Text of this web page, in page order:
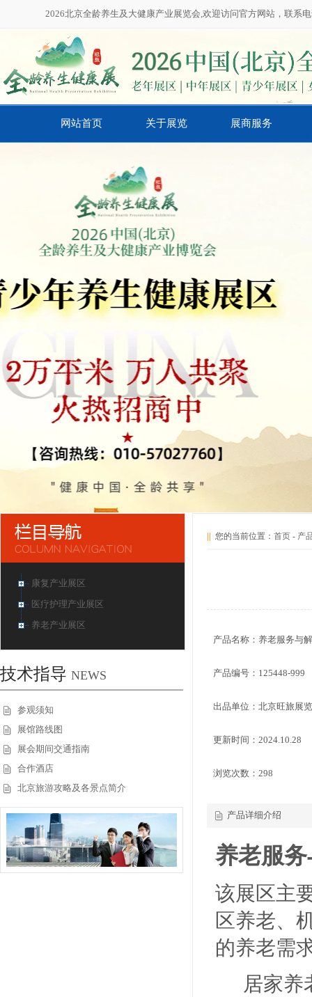
2026北京全龄养生及大健康产业展览会,欢迎访问官方网站，联系
网站首页 关于展览 展商服务
康复产业展区
医疗护理产业展区
养老产业展区
技术指导 NEWS
参观须知
展馆路线图
展会期间交通指南
合作酒店
北京旅游攻略及各景点简介
您的当前位置： 首页 - 产
产品名称：养老服务与
产品编号：125448-999
出品单位：北京旺旅展
更新时间：2024.10.28
浏览次数： 298
产品详细介绍
养老服
该展区主
区养老、
的养老需
居家养